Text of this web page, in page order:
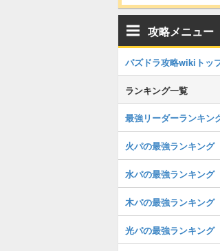
攻略メニュー
パズドラ攻略wikiトッ
ランキング一覧
最強リーダーランキン
火パの最強ランキング
水パの最強ランキング
木パの最強ランキング
光パの最強ランキング